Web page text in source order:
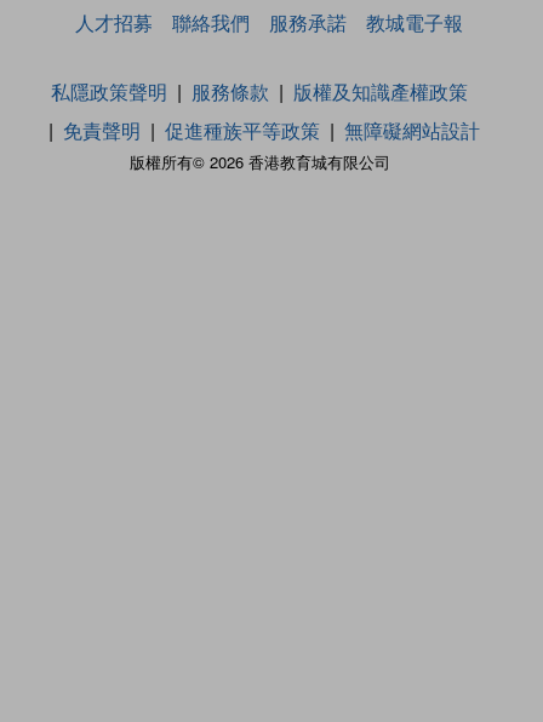
人才招募
聯絡我們 服務承諾 教城電子報
版權所有© 2026 香港教育城有限公司
私隱政策聲明 服務條款
版權及知識產權政策
免責聲明
促進種族平等政策 無障礙網站設計